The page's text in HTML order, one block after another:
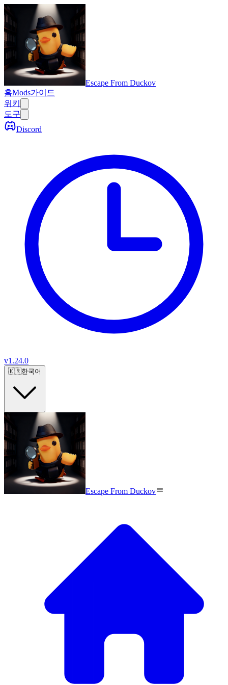
Escape From Duckov
홈Mods가이드
위키
도구
Discord
v1.24.0
🇰🇷한국어
Escape From Duckov